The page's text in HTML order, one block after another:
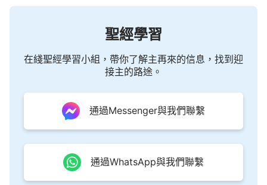
聖經學習
在綫聖經學習小組，帶你了解主再來的信息，找到迎
接主的路途。
通過Messenger與我們聯繫
通過WhatsApp與我們聯繫